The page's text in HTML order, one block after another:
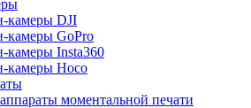
камеры DJI
камеры GoPro
Insta360
камеры Hoco
моментальной печати